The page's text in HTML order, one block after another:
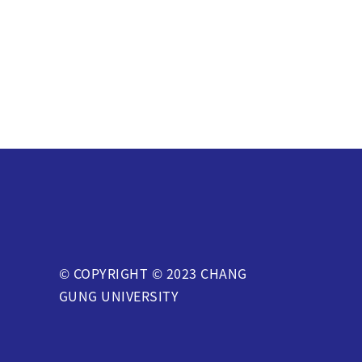
© COPYRIGHT © 2023 CHANG
GUNG UNIVERSITY